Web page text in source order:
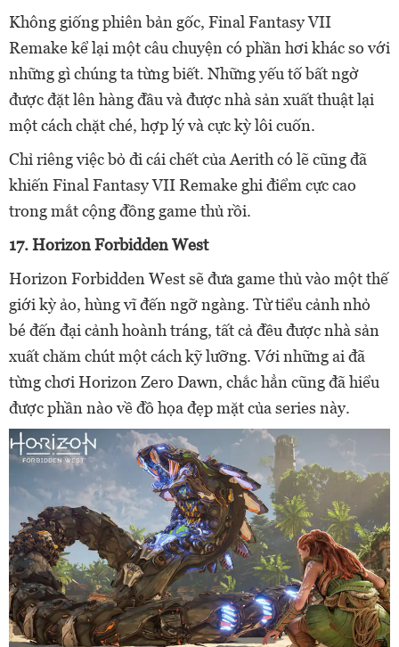
Không giống phiên bản gốc, Final Fantasy VII
Remake kể lại một câu chuyện có phần hơi khác so với
những gì chúng ta từng biết. Những yếu tố bất ngờ
được đặt lên hàng đầu và được nhà sản xuất thuật lại
một cách chặt ché, hợp lý và cực kỳ lôi cuốn.
Chỉ riêng việc bỏ đi cái chết của Aerith có lẽ cũng đã
khiến Final Fantasy VII Remake ghi điểm cực cao
trong mắt cộng đồng game thủ rồi.
17. Horizon Forbidden West
Horizon Forbidden West sẽ đưa game thủ vào một thế
giới kỳ ảo, hùng vĩ đến ngỡ ngàng. Từ tiểu cảnh nhỏ
bé đến đại cảnh hoành tráng, tất cả đều được nhà sản
xuất chăm chút một cách kỹ lưỡng. Với những ai đã
từng chơi Horizon Zero Dawn, chắc hẳn cũng đã hiểu
được phần nào về đồ họa đẹp mặt của series này.